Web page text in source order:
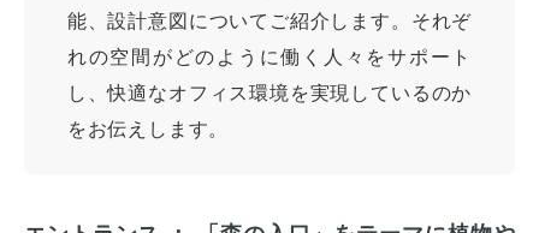
能、設計意図についてご紹介します。それぞ
れの空間がどのように働く人々をサポート
し、快適なオフィス環境を実現しているのか
をお伝えします。